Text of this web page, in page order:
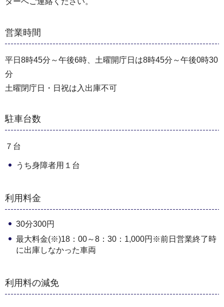
営業時間
平日8時45分～午後6時、土曜開庁日は8時45分～午後0時30
分
土曜閉庁日・日祝は入出庫不可
駐車台数
７台
うち身障者用１台
利用料金
30分300円
最大料金(※)18：00～8：30：1,000円※前日営業終了時
に出庫しなかった車両
利用料の減免